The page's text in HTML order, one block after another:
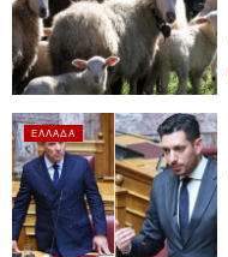
ΕΛΛΆΔΑ